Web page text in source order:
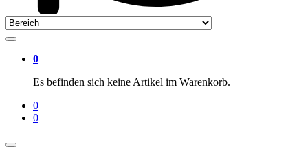
0
Es befinden sich keine Artikel im Warenkorb.
0
0